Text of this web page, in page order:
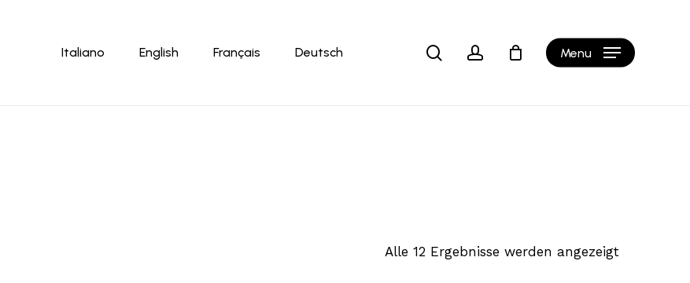
Italiano English Français Deutsch searchaccount Menu Cart
Alle 12 Ergebnisse werden angezeigt